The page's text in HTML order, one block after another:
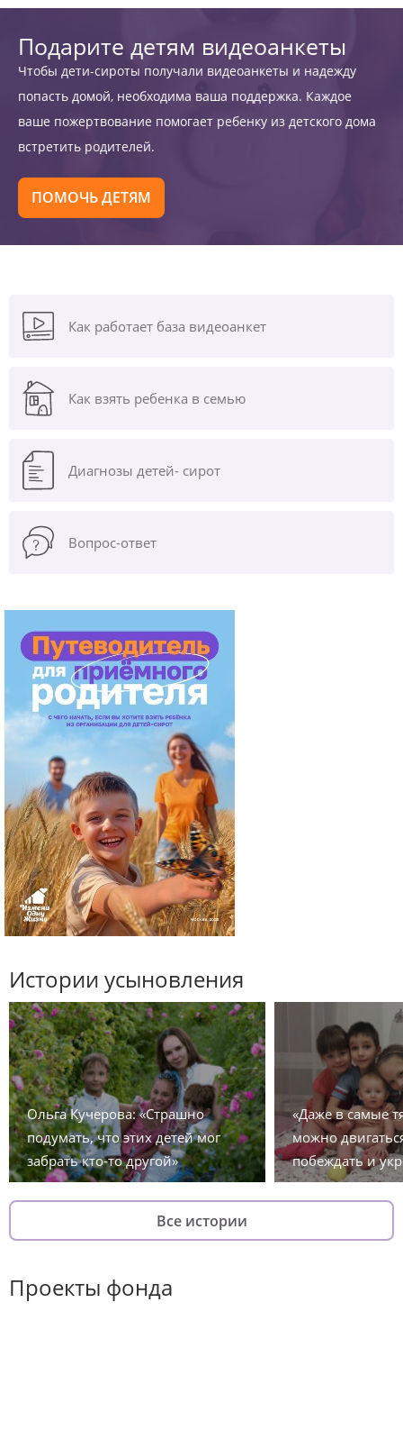
Подарите детям видеоанкеты
Чтобы дети-сироты получали видеоанкеты и надежду
попасть домой, необходима ваша поддержка. Каждое
ваше пожертвование помогает ребенку из детского дома
встретить родителей.
ПОМОЧЬ ДЕТЯМ
Как работает база видеоанкет
Как взять ребенка в семью
Диагнозы детей- сирот
Вопрос-ответ
Истории усыновления
Ольга Кучерова: «Страшно
подумать, что этих детей мог
забрать кто-то другой»
«Даже в самые
можно
побеждать и
Все истории
Проекты фонда